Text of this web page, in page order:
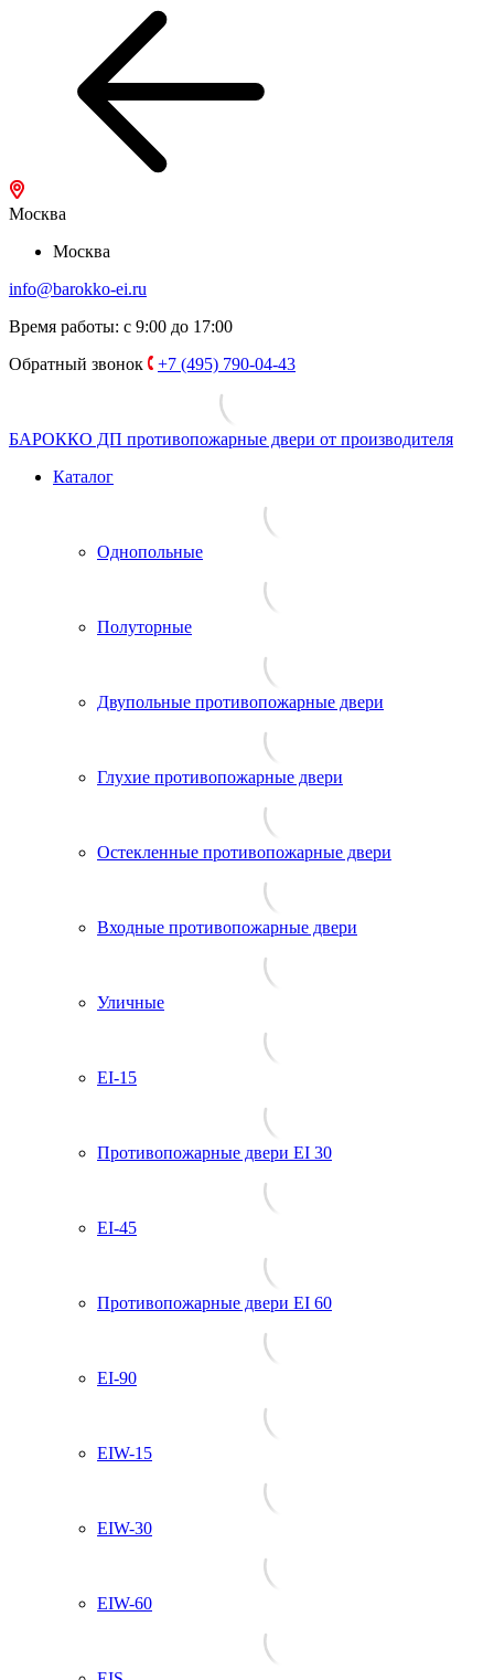
Москва
Москва
info@barokko-ei.ru
Время работы: с 9:00 до 17:00
Обратный звонок
+7 (495) 790-04-43
БАРОККО ДП противопожарные двери от производителя
Каталог
Однопольные
Полуторные
Двупольные противопожарные двери
Глухие противопожарные двери
Остекленные противопожарные двери
Входные противопожарные двери
Уличные
EI-15
Противопожарные двери EI 30
EI-45
Противопожарные двери EI 60
EI-90
EIW-15
EIW-30
EIW-60